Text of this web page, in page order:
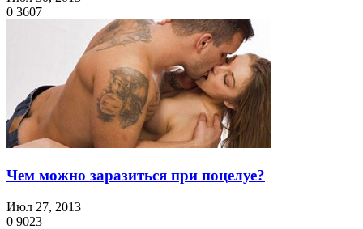
0 3607
Чем можно заразиться при поцелуе?
Июл 27, 2013
0 9023